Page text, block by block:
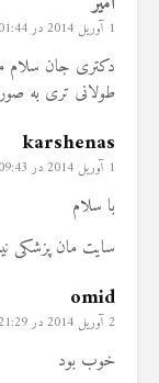
1 آوریل 2014 در 01:44
دکتری جان سلام
طولانی تری به
karshenas
1 آوریل 2014 در 09:43
با سلام
سایت مان پزشکی
omid
2 آوریل 2014 در 21:29
خوب بود